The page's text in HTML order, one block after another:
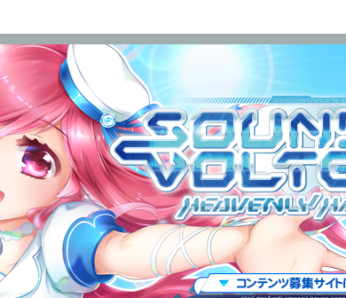
SOUND VOLTEX IV HEAVENLY HAVEN